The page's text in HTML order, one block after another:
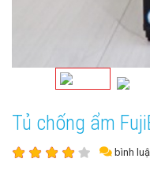
Tủ chống ẩm
bình